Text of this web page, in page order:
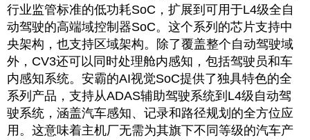
行业监管标准的低功耗SoC，扩展到可用于L4级全自
动驾驶的高端域控制器SoC。这个系列的芯片支持中
央架构，也支持区域架构。除了覆盖整个自动驾驶域
外，CV3还可以同时处理舱内感知，包括驾驶员和车
内感知系统。安霸的AI视觉SoC提供了独具特色的全
系列产品，支持从ADAS辅助驾驶系统到L4级自动驾
驶系统，涵盖汽车感知、记录和路径规划的全方位应
用。这意味着主机厂无需为其旗下不同等级的汽车产